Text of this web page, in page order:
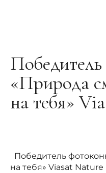
«Природа
на тебя»
Победитель
на тебя» Viasat Naturе